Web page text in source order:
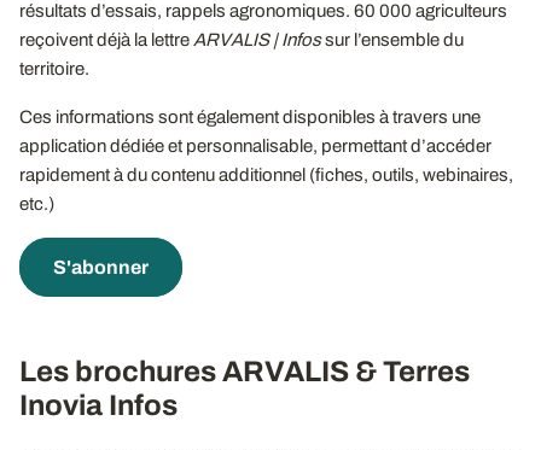
résultats d’essais, rappels agronomiques. 60 000 agriculteurs
reçoivent déjà la lettre ARVALIS | Infossur l’ensemble du
territoire.
Ces informations sont également disponibles à travers une
application dédiée et personnalisable, permettant d’accéder
rapidement à du contenu additionnel (fiches, outils, webinaires,
etc.)
S'abonner
Les brochures ARVALIS & Terres
Inovia Infos